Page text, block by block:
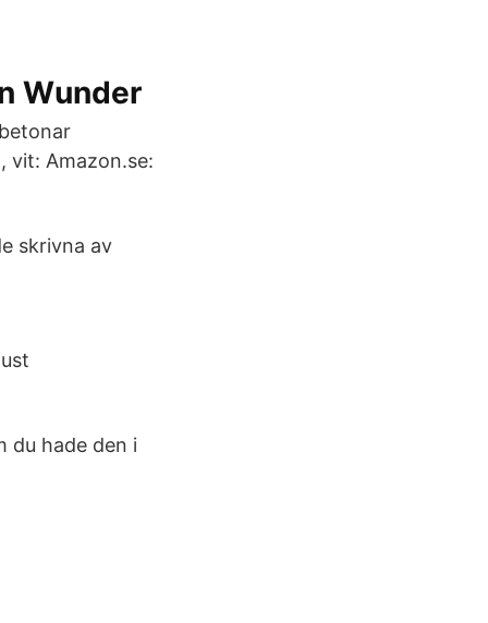
Wunder
vit: Amazon.se:
skrivna av
du hade den i